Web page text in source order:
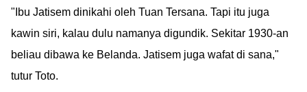
"Ibu Jatisem dinikahi oleh Tuan Tersana. Tapi itu juga
kawin siri, kalau dulu namanya digundik. Sekitar 1930-an
beliau dibawa ke Belanda. Jatisem juga wafat di sana,"
tutur Toto.